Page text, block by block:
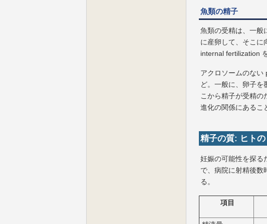
魚類の精子
魚類の受精は、一般
に産卵して、そこに
internal fertilization
アクロソームのない
ど。一般に、卵子を
こから精子が受精
進化の関係にあるこ
精子の質: ヒト
妊娠の可能性を探る
で、病院に射精後数
る。
項目